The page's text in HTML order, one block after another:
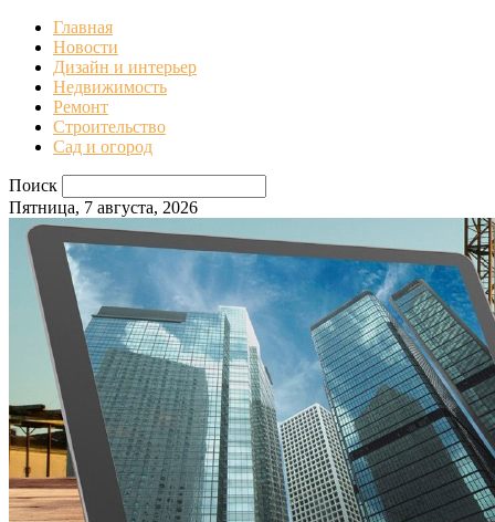
Главная
Новости
Дизайн и интерьер
Недвижимость
Ремонт
Строительство
Сад и огород
Поиск
Пятница, 7 августа, 2026